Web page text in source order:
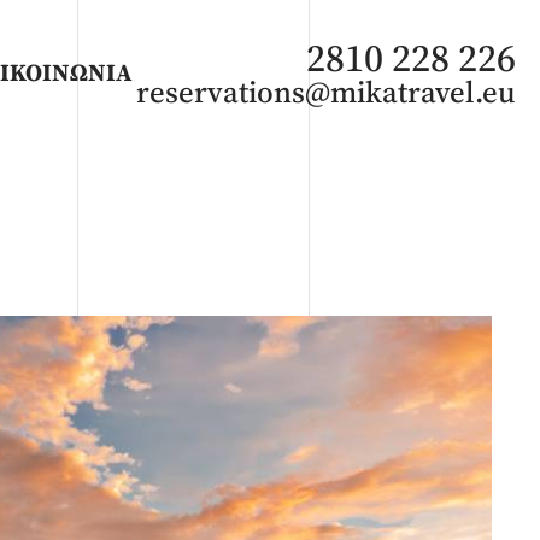
Άνοιξη 2027 Καλοκαίρι 2026
ΑΦΡΙΚΗ
2810 228 226
reservations@mikatravel.eu